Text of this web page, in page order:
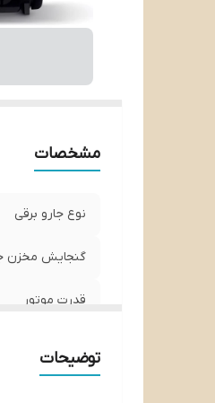
مشخصات
نوع جارو برقی
گنجایش مخزن
قدرت موتور
توضیحات